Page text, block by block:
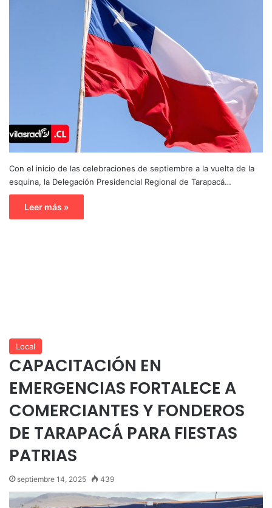
Con el inicio de las celebraciones de septiembre a la vuelta de la
esquina, la Delegación Presidencial Regional de Tarapacá…
Leer más »
Local
CAPACITACIÓN EN
EMERGENCIAS FORTALECE A
COMERCIANTES Y FONDEROS
DE TARAPACÁ PARA FIESTAS
PATRIAS
septiembre 14, 2025 439